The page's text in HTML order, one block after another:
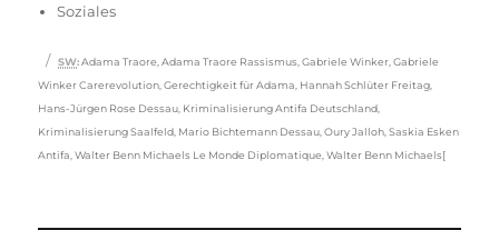
Soziales
Schlagwörter
SW: Adama Traore ,Adama Traore Rassismus ,Gabriele Winker ,Gabriele
Winker Carerevolution ,Gerechtigkeit für Adama Hannah Schlüter Freitag
Hans-Jürgen Rose Dessau Kriminalisierung Antifa Deutschland
Kriminalisierung Saalfeld Mario Bichtemann Dessau ,Oury Jalloh ,Saskia Esken
Antifa ,Walter Benn Michaels Le Monde Diplomatique ,Walter Benn Michaels[